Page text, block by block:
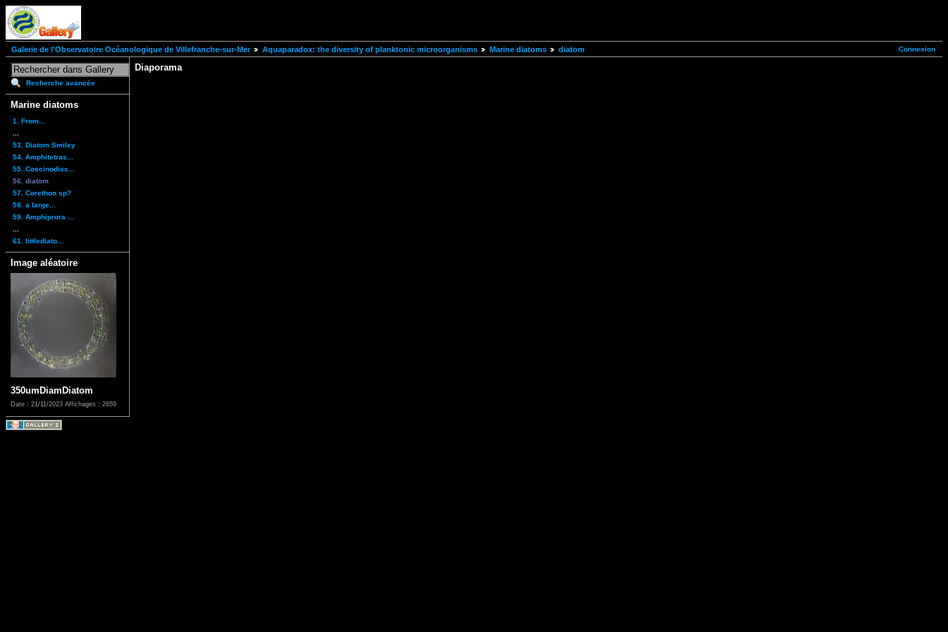
Connexion
Galerie de l'Observatoire Océanologique de Villefranche-sur-Mer Aquaparadox: the diversity of planktonic microorganisms Marine diatoms diatom
Recherche avancée
Marine diatoms
1. From...
53. Diatom Smiley
54. Amphitetras...
55. Coscinodisc...
56. diatom
57. Corethon sp?
58. a large...
59. Amphiprora ...
61. littlediato...
Image aléatoire
350umDiamDiatom
Date : 21/11/2023 Affichages : 2659
Diaporama